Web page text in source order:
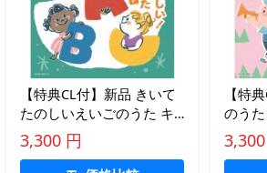
【特典CL付】新品 きいて
たのしいえいごのうた キ
ング・スーパー・ツイン・
シリーズ 2026 / (CD)
3,300 円
【特
のう
ング
シリー